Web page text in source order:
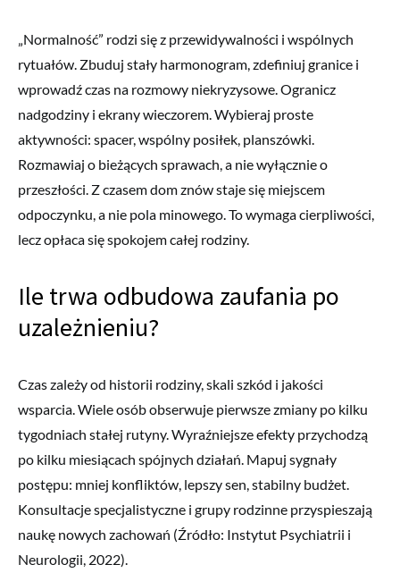
„Normalność” rodzi się z przewidywalności i wspólnych
rytuałów. Zbuduj stały harmonogram, zdefiniuj granice i
wprowadź czas na rozmowy niekryzysowe. Ogranicz
nadgodziny i ekrany wieczorem. Wybieraj proste
aktywności: spacer, wspólny posiłek, planszówki.
Rozmawiaj o bieżących sprawach, a nie wyłącznie o
przeszłości. Z czasem dom znów staje się miejscem
odpoczynku, a nie pola minowego. To wymaga cierpliwości,
lecz opłaca się spokojem całej rodziny.
Ile trwa odbudowa zaufania po
uzależnieniu?
Czas zależy od historii rodziny, skali szkód i jakości
wsparcia. Wiele osób obserwuje pierwsze zmiany po kilku
tygodniach stałej rutyny. Wyraźniejsze efekty przychodzą
po kilku miesiącach spójnych działań. Mapuj sygnały
postępu: mniej konfliktów, lepszy sen, stabilny budżet.
Konsultacje specjalistyczne i grupy rodzinne przyspieszają
naukę nowych zachowań (Źródło: Instytut Psychiatrii i
Neurologii, 2022).